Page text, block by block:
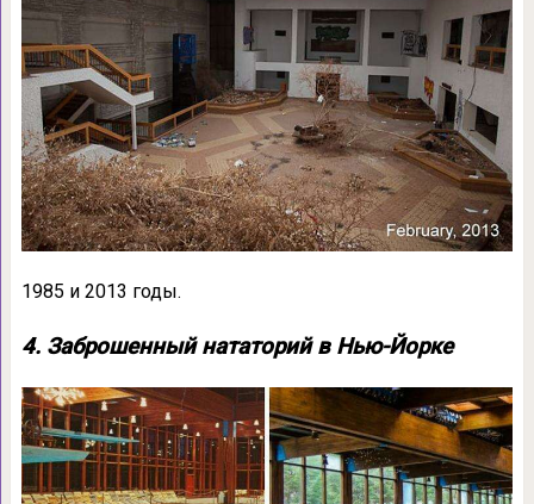
1985 и 2013 годы.
4. Заброшенный нататорий в Нью-Йорке